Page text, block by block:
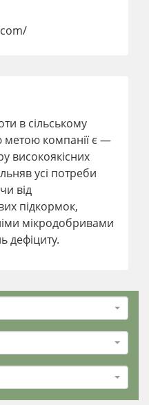
в сільському
метою компанії є —
високоякісних
усі потреби
від
підкормок,
мікродобривами
дефіциту.